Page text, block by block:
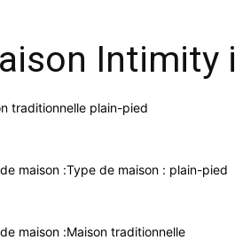
Intimity i
traditionnelle plain-pied
maison :Type de maison : plain-pied
maison :Maison traditionnelle